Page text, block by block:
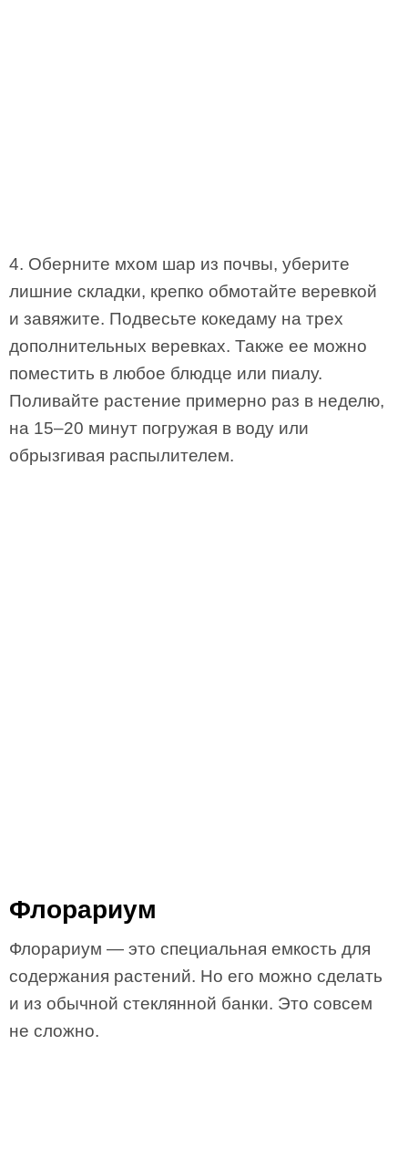
4. Оберните мхом шар из почвы, уберите
лишние складки, крепко обмотайте веревкой
и завяжите. Подвесьте кокедаму на трех
дополнительных веревках. Также ее можно
поместить в любое блюдце или пиалу.
Поливайте растение примерно раз в неделю,
на 15–20 минут погружая в воду или
обрызгивая распылителем.
Флорариум
Флорариум — это специальная емкость для
содержания растений. Но его можно сделать
и из обычной стеклянной банки. Это совсем
не сложно.